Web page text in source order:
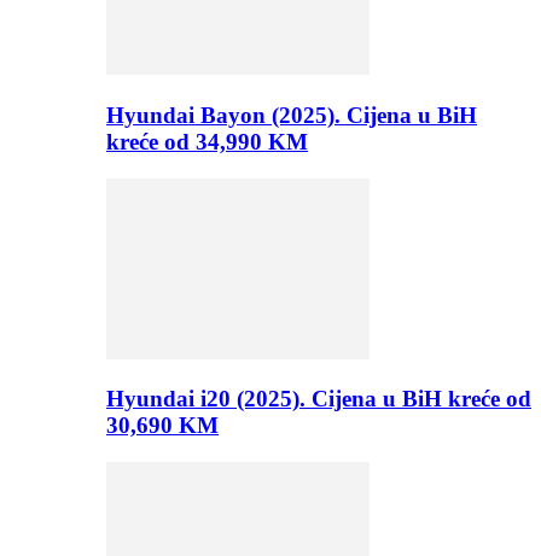
Hyundai Bayon (2025). Cijena u BiH
kreće od 34,990 KM
Hyundai i20 (2025). Cijena u BiH kreće od
30,690 KM